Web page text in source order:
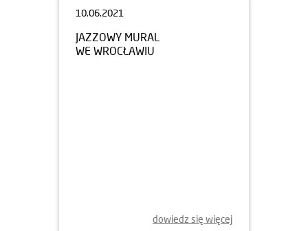
10.06.2021
JAZZOWY MURAL
WE WROCŁAWIU
dowiedz się więcej